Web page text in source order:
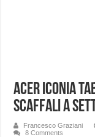
Acer ICONIA
scaffali a
Francesco Graziani
8 Comments